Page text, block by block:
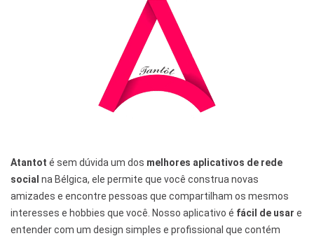
Atantot é sem dúvida um dos melhores aplicativos de rede
social na Bélgica, ele permite que você construa novas
amizades e encontre pessoas que compartilham os mesmos
interesses e hobbies que você. Nosso aplicativo é fácil de usar e
entender com um design simples e profissional que contém